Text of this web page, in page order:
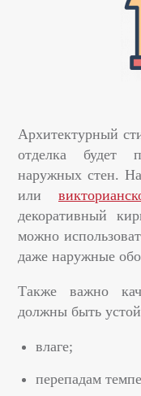
Архитектурный
отделка будет
наружных стен.
или
декоративный
можно
даже наружные
Также важно
должны быть
влаге;
перепадам